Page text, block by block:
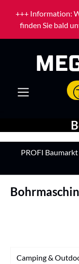
Zum Hauptinhalt
+++ Information:
finden Sie bald
PROFI Baumarkt
Camping &